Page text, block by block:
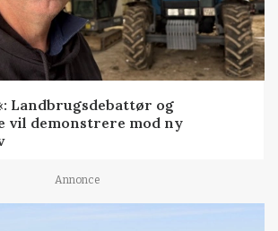
Landbrugsdebattør og
vil demonstrere mod ny
Annonce